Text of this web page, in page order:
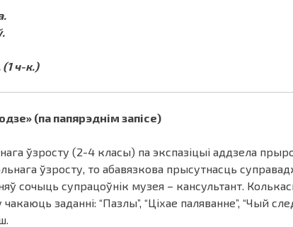
ч-к.)
(па папярэднім запісе)
ўзросту (2-4 класы) па экспазіцыі аддзела
ўзросту, то абавязкова прысутнасць
сочыць супрацоўнік музея – кансультант.
заданні: “Пазлы”, “Ціхае паляванне”, “Чый